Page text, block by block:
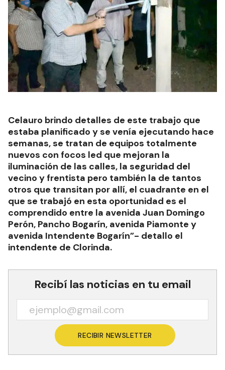
Celauro brindo detalles de este trabajo que
estaba planificado y se venía ejecutando hace
semanas, se tratan de equipos totalmente
nuevos con focos led que mejoran la
iluminación de las calles, la seguridad del
vecino y frentista pero también la de tantos
otros que transitan por allí, el cuadrante en el
que se trabajó en esta oportunidad es el
comprendido entre la avenida Juan Domingo
Perón, Pancho Bogarín, avenida Piamonte y
avenida Intendente Bogarín”- detallo el
intendente de Clorinda.
Recibí las noticias en tu email
RECIBIR NEWSLETTER